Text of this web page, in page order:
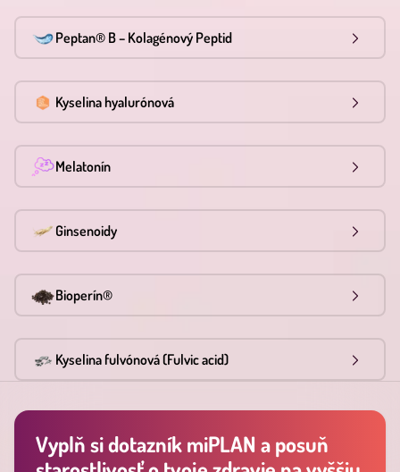
Peptan® B – Kolagénový Peptid
Kyselina hyalurónová
Melatonín
Ginsenoidy
Bioperín®
Kyselina fulvónová (Fulvic acid)
Vyplň si dotazník miPLAN a posuň